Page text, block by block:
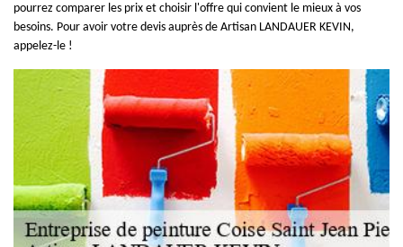
pourrez comparer les prix et choisir l'offre qui convient le mieux à vos
besoins. Pour avoir votre devis auprès de Artisan LANDAUER KEVIN,
appelez-le !